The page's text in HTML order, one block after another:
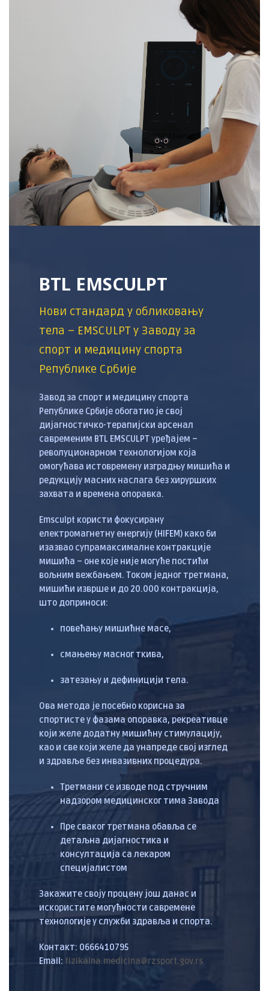
BTL EMSCULPT
Нови стандард у обликовању
тела – EMSCULPT у Заводу за
спорт и медицину спорта
Републике Србије
Завод за спорт и медицину спорта
Републике Србије обогатио је свој
дијагностичко-терапијски арсенал
савременим BTL EMSCULPT уређајем –
револуционарном технологијом која
омогућава истовремену изградњу мишића и
редукцију масних наслага без хируршких
захвата и времена опоравка.
Emsculpt користи фокусирану
електромагнетну енергију (HIFEM) како би
изазвао супрамаксималне контракције
мишића – оне које није могуће постићи
вољним вежбањем. Током једног третмана,
мишићи изврше и до 20.000 контракција,
што доприноси:
повећању мишићне масе,
смањењу масног ткива,
затезању и дефиницији тела.
Ова метода је посебно корисна за
спортисте у фазама опоравка, рекреативце
који желе додатну мишићну стимулацију,
као и све који желе да унапреде свој изглед
и здравље без инвазивних процедура.
Третмани се изводе под стручним
надзором медицинског тима Завода
Пре сваког третмана обавља се
детаљна дијагностика и
консултација са лекаром
специјалистом
Закажите своју процену још данас и
искористите могућности савремене
технологије у служби здравља и спорта.
Контакт: 0666410795
Email: fizikalna.medicina@rzsport.gov.rs